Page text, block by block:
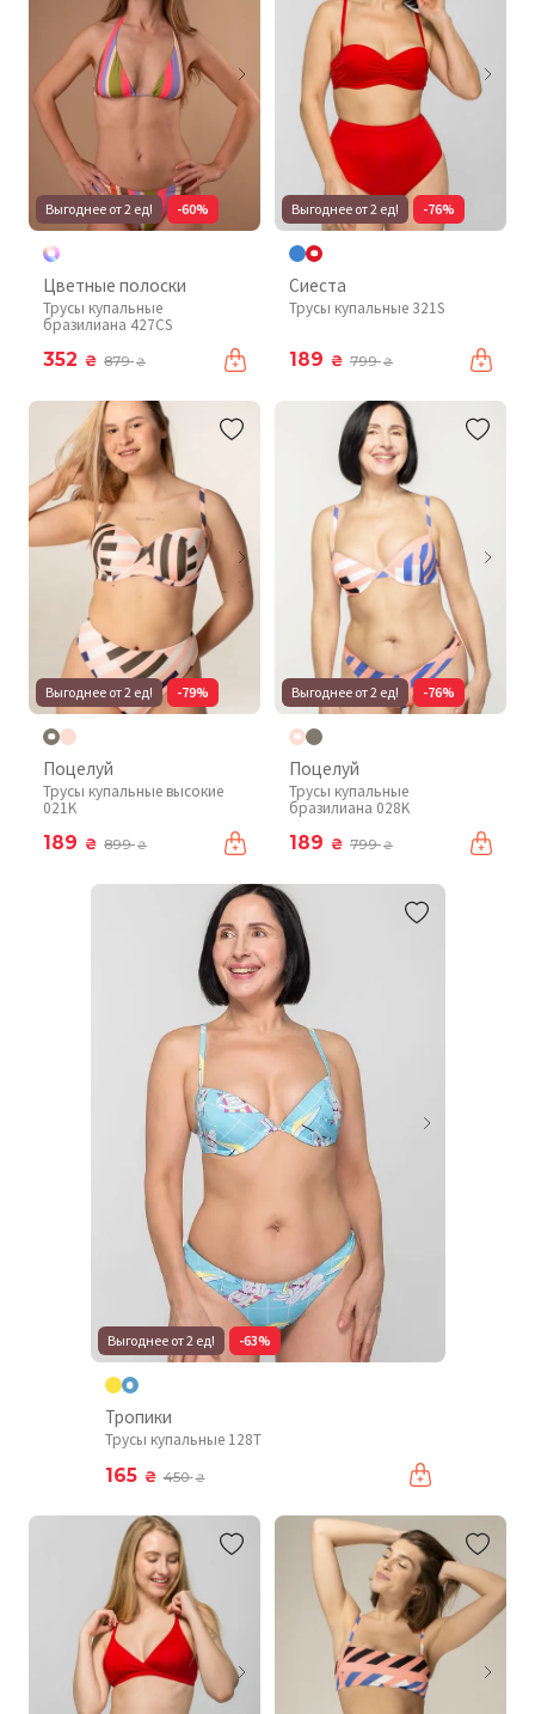
Выгоднее от 2 ед! -60%
Цветные полоски
Трусы купальные
бразилиана 427CS
352 ₴ 879₴
Выгоднее от 2 ед! -76%
Сиеста
Трусы купальные 321S
189 ₴ 799₴
Выгоднее от 2 ед! -79%
Поцелуй
Трусы купальные высокие
021K
189 ₴ 899₴
Выгоднее от 2 ед! -76%
Поцелуй
Трусы купальные
бразилиана 028K
189 ₴ 799₴
Выгоднее от 2 ед! -63%
Тропики
Трусы купальные 128T
165 ₴ 450₴